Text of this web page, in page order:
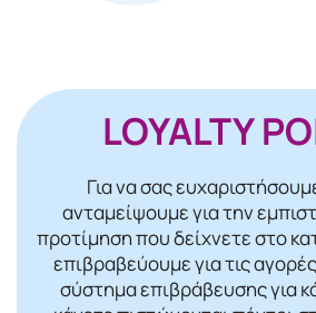
LOYALTY
Για να σας
ανταμείψουμε για την
προτίμηση που δείχνετε στο
επιβραβεύουμε για τις
σύστημα επιβράβευσης για